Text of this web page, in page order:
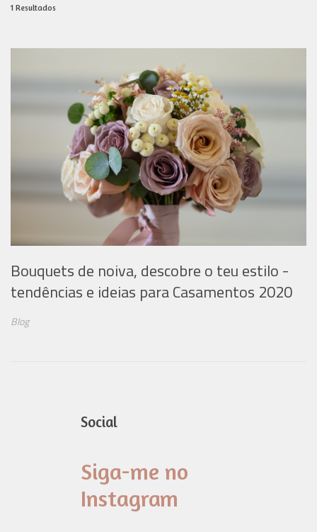
1 Resultados
Bouquets de noiva, descobre o teu estilo -
tendências e ideias para Casamentos 2020
Blog
Social
Siga-me no
Instagram